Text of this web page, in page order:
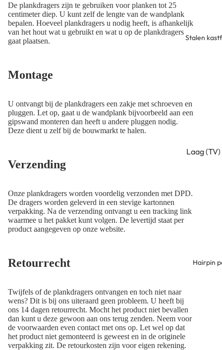
Stalen
Laag (TV)
Sidetable
Hairpin
De plankdragers zijn te gebruiken voor planken tot 25
centimeter diep. U kunt zelf de lengte van de wandplank
bepalen. Hoeveel plankdragers u nodig heeft, is afhankelijk
van het hout wat u gebruikt en wat u op de plankdragers
gaat plaatsen.
Montage
U ontvangt bij de plankdragers een zakje met schroeven en
pluggen. Let op, gaat u de wandplank bijvoorbeeld aan een
gipswand monteren dan heeft u andere pluggen nodig.
Deze dient u zelf bij de bouwmarkt te halen.
Verzending
Onze plankdragers worden voordelig verzonden met DPD.
De dragers worden geleverd in een stevige kartonnen
verpakking. Na de verzending ontvangt u een tracking link
waarmee u het pakket kunt volgen. De levertijd staat per
product aangegeven op onze website.
Retourrecht
Twijfels of de plankdragers ontvangen en toch niet naar
wens? Dit is bij ons uiteraard geen probleem. U heeft bij
ons 14 dagen retourrecht. Mocht het product niet bevallen
dan kunt u deze gewoon aan ons terug zenden. Neem voor
de voorwaarden even contact met ons op. Let wel op dat
het product niet gemonteerd is geweest en in de originele
verpakking zit. De retourkosten zijn voor eigen rekening.